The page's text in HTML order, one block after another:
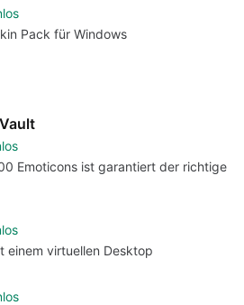
Pack für Windows
Emoticons ist garantiert der richtige
einem virtuellen Desktop